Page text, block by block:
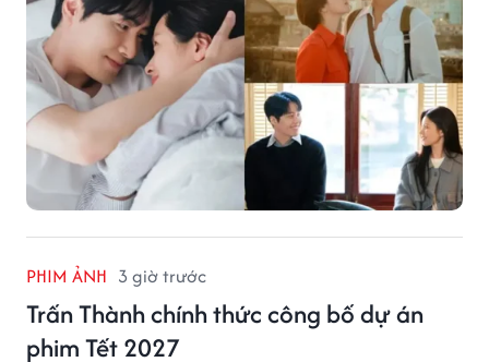
PHIM ẢNH 3 giờ trước
Trấn Thành chính thức công bố dự án
phim Tết 2027